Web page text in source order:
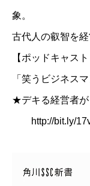
象。
古代人の叡智を経
【ポッドキャス
「笑うビジネスマ
★デキる経営者
http://bit.ly/